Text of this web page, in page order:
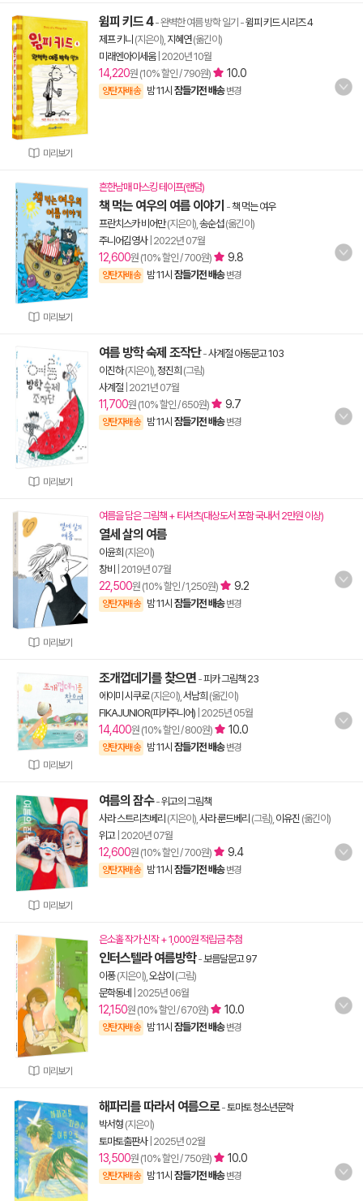
미리보기
윔피 키드 4- 완벽한 여름 방학 일기 -윔피 키드 시리즈 4
제프 키니 (지은이), 지혜연(옮긴이)
미래엔아이세움| 2020년 10월
14,220원 (10% 할인 / 790원) 10.0
양탄자배송 밤 11시 잠들기전 배송 변경
미리보기
흔한남매 마스킹 테이프(랜덤)
책 먹는 여우의 여름 이야기 - 책 먹는 여우
프란치스카 비어만(지은이), 송순섭(옮긴이)
주니어김영사| 2022년 07월
12,600원 (10% 할인 / 700원) 9.8
양탄자배송 밤 11시 잠들기전 배송 변경
미리보기
여름 방학 숙제 조작단-사계절 아동문고 103
이진하(지은이), 정진희 (그림)
사계절 2021년 07월
11,700원 (10% 할인 / 650원) 9.7
양탄자배송 밤 11시 잠들기전 배송 변경
미리보기
여름을 담은 그림책 + 티셔츠(대상도서 포함 국내서 2만원 이상)
열세 살의 여름
이윤희 (지은이)
창비
2019년 07월
22,500원 (10% 할인 / 1,250원) 9.2
양탄자배송 밤 11시 잠들기전 배송 변경
미리보기
조개껍데기를 찾으면 -피카 그림책 23
에이미 시쿠로(지은이), 서남희 (옮긴이)
FIKAJUNIOR(피카주니어) 2025년 05월
14,400원 (10% 할인 / 800원) 10.0
양탄자배송 밤 11시 잠들기전 배송 변경
미리보기
여름의 잠수-위고의 그림책
사라 스트리츠베리 (지은이), 사라 룬드베리 (그림), 이유진 (옮긴이)
위고| 2020년 07월
12,600원 (10% 할인 / 700원) 9.4
양탄자배송 밤 11시 잠들기전 배송 변경
미리보기
은소홀 작가 신작 + 1,000원 적립금 추첨
인터스텔라 여름방학-보름달문고 97
이퐁(지은이), 오삼이 (그림)
문학동네
2025년 06월
12,150원 (10% 할인 / 670원) 10.0
양탄자배송 밤 11시 잠들기전 배송 변경
해파리를 따라서 여름으로-토마토 청소년문학
박서형 (지은이)
토마토출판사| 2025년 02월
13,500원 (10% 할인 / 750원) 10.0
양탄자배송 밤 11시 잠들기전 배송 변경